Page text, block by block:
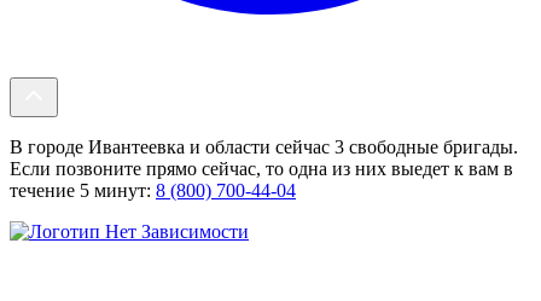
В городе Ивантеевка и области сейчас 3 свободные бригады.
Если позвоните прямо сейчас, то одна из них выедет к вам в
течение 5 минут: 8 (800) 700-44-04